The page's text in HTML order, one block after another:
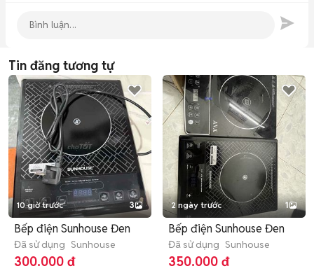
Tin đăng tương tự
10 giờ trước 3
Bếp điện Sunhouse Đen
Đã sử dụng Sunhouse
300.000 đ
2 ngày trước 1
Bếp điện Sunhouse Đen
Đã sử dụng Sunhouse
350.000 đ